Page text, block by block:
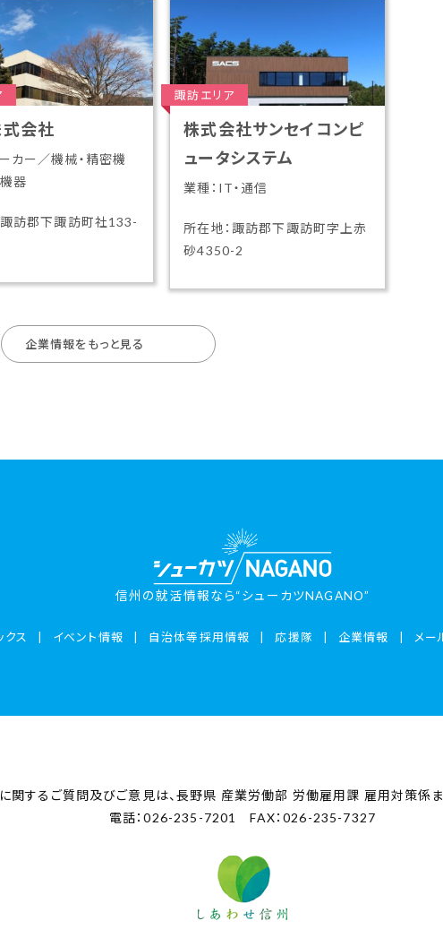
会社
カー／機械・精密機
器
諏訪郡下諏訪町社133-
諏訪エリア
株式会社サンセイコンピ
ュータシステム
業種：IT・通信
所在地：諏訪郡下諏訪町字上赤
砂4350-2
企業情報をもっと見る
信州の就活情報なら“シューカツNAGANO”
クス イベント情報 自治体等採用情報 応援隊 企業情報 メー
関するご質問及びご意見は、長野県 産業労働部 労働雇用課 雇用対策係
電話：026-235-7201 FAX：026-235-7327